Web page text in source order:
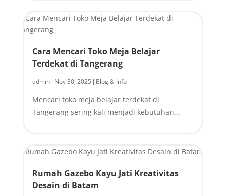
Cara Mencari Toko Meja Belajar
Terdekat di Tangerang
admin Nov 30, 2025 Blog & Info
Mencari toko meja belajar terdekat di
Tangerang sering kali menjadi kebutuhan...
Rumah Gazebo Kayu Jati Kreativitas
Desain di Batam